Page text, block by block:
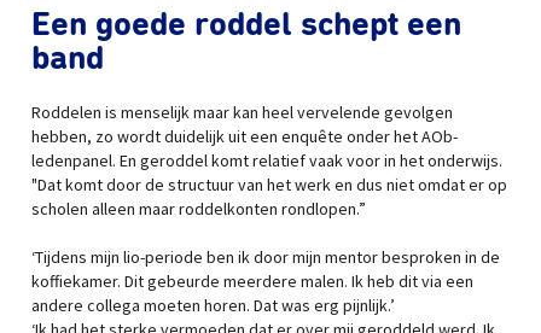
Een goede roddel schept een
band
Roddelen is menselijk maar kan heel vervelende gevolgen
hebben, zo wordt duidelijk uit een enquête onder het AOb-
ledenpanel. En geroddel komt relatief vaak voor in het onderwijs.
"Dat komt door de structuur van het werk en dus niet omdat er op
scholen alleen maar roddelkonten rondlopen.”
‘Tijdens mijn lio-periode ben ik door mijn mentor besproken in de
koffiekamer. Dit gebeurde meerdere malen. Ik heb dit via een
andere collega moeten horen. Dat was erg pijnlijk.’